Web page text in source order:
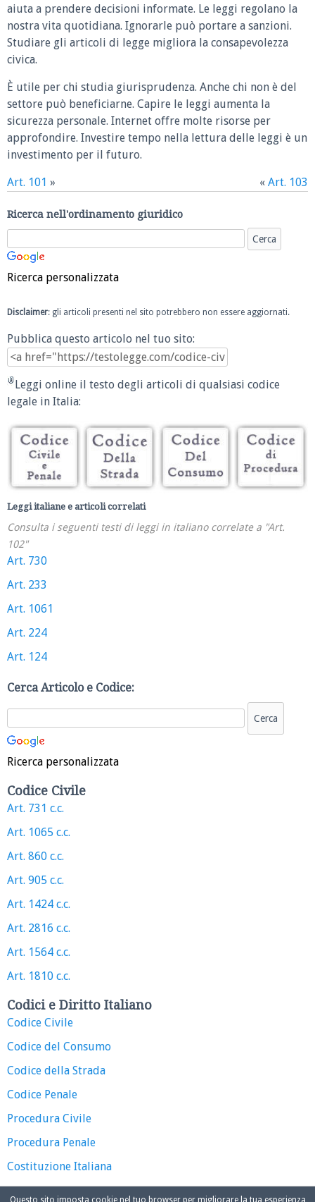
aiuta a prendere decisioni informate. Le leggi regolano la
nostra vita quotidiana. Ignorarle può portare a sanzioni.
Studiare gli articoli di legge migliora la consapevolezza
civica.
È utile per chi studia giurisprudenza. Anche chi non è del
settore può beneficiarne. Capire le leggi aumenta la
sicurezza personale. Internet offre molte risorse per
approfondire. Investire tempo nella lettura delle leggi è un
investimento per il futuro.
Art. 101 » « Art. 103
Ricerca nell'ordinamento giuridico
Ricerca personalizzata
Disclaimer: gli articoli presenti nel sito potrebbero non essere aggiornati.
Pubblica questo articolo nel tuo sito:
Leggi online il testo degli articoli di qualsiasi codice
legale in Italia:
Leggi italiane e articoli correlati
Consulta i seguenti testi di leggi in italiano correlate a "Art.
102"
Art. 730
Art. 233
Art. 1061
Art. 224
Art. 124
Cerca Articolo e Codice:
Ricerca personalizzata
Codice Civile
Art. 731 c.c.
Art. 1065 c.c.
Art. 860 c.c.
Art. 905 c.c.
Art. 1424 c.c.
Art. 2816 c.c.
Art. 1564 c.c.
Art. 1810 c.c.
Codici e Diritto Italiano
Codice Civile
Codice del Consumo
Codice della Strada
Codice Penale
Procedura Civile
Procedura Penale
Costituzione Italiana
Questo sito imposta cookie nel tuo browser per migliorare la tua esperienza